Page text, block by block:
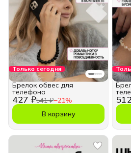
Только сегодня
427 ₽541 ₽−21%
Брелок обвес для
телефона
В корзину